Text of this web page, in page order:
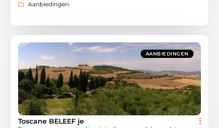
Aanbiedingen
AANBIEDINGEN
Toscane BELEEF je